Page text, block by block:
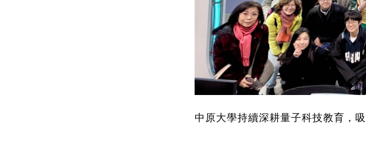
中原大學持續深耕量子科技教育，